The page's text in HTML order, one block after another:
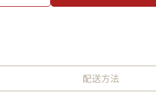
配送方法